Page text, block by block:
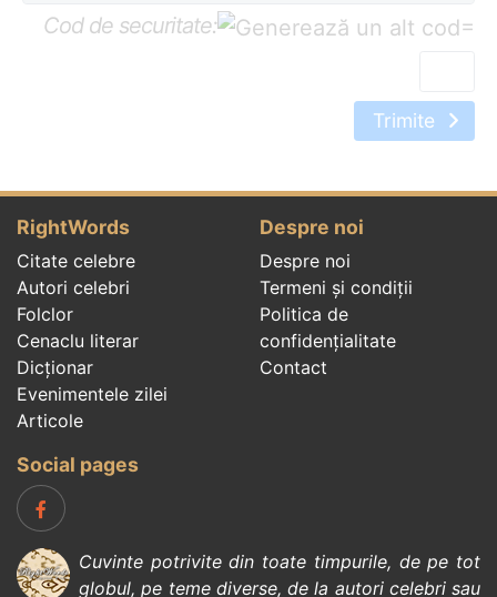
Cod de securitate: =
Trimite
RightWords
Citate celebre
Autori celebri
Folclor
Cenaclu literar
Dicționar
Evenimentele zilei
Articole
Despre noi
Despre noi
Termeni și condiții
Politica de
confidenţialitate
Contact
Social pages
Cuvinte potrivite din toate timpurile, de pe tot
globul, pe teme diverse, de la autori celebrisau